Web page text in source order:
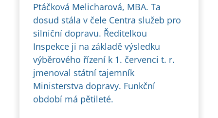
Ptáčková Melicharová, MBA. Ta
dosud stála v čele Centra služeb pro
silniční dopravu. Ředitelkou
Inspekce ji na základě výsledku
výběrového řízení k 1. červenci t. r.
jmenoval státní tajemník
Ministerstva dopravy. Funkční
období má pětileté.